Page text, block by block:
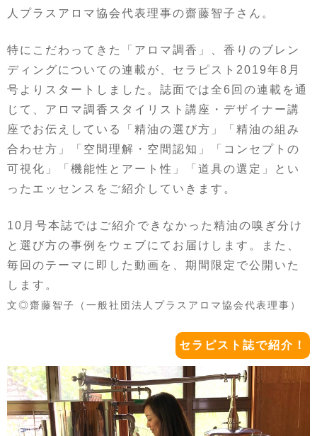
人プラスアロマ協会代表理事の齋藤智子さん。
特にこだわってきた「アロマ調香」、香りのブレン
ディングについての連載が、セラピスト2019年8月
号よりスタートしました。誌面では全6回の連載を通
じて、アロマ調香スタイリスト講座・デザイナー講
座でお伝えしている「精油の選び方」「精油の組み
合わせ方」「空間理解・空間認知」「コンセプトの
可視化」「機能性とアート性」「道具の選定」とい
ったエッセンスをご紹介していきます。
10月号本誌ではご紹介できなかった精油の嗅ぎ分け
と選び方の事例をウェブにてお届けします。また、
毎回のテーマに即した動画を、期間限定で公開いた
します。
文◎齋藤智子（一般社団法人プラスアロマ協会代表理事）
セラピスト誌で紹介！